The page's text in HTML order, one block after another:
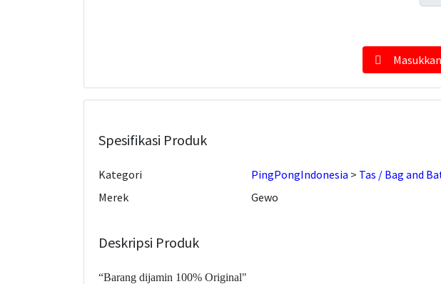
Spesifikasi Produk
Kategori PingPongIndonesia Tas / Bag and
Merek
Gewo
Deskripsi Produk
“Barang dijamin 100% Original"